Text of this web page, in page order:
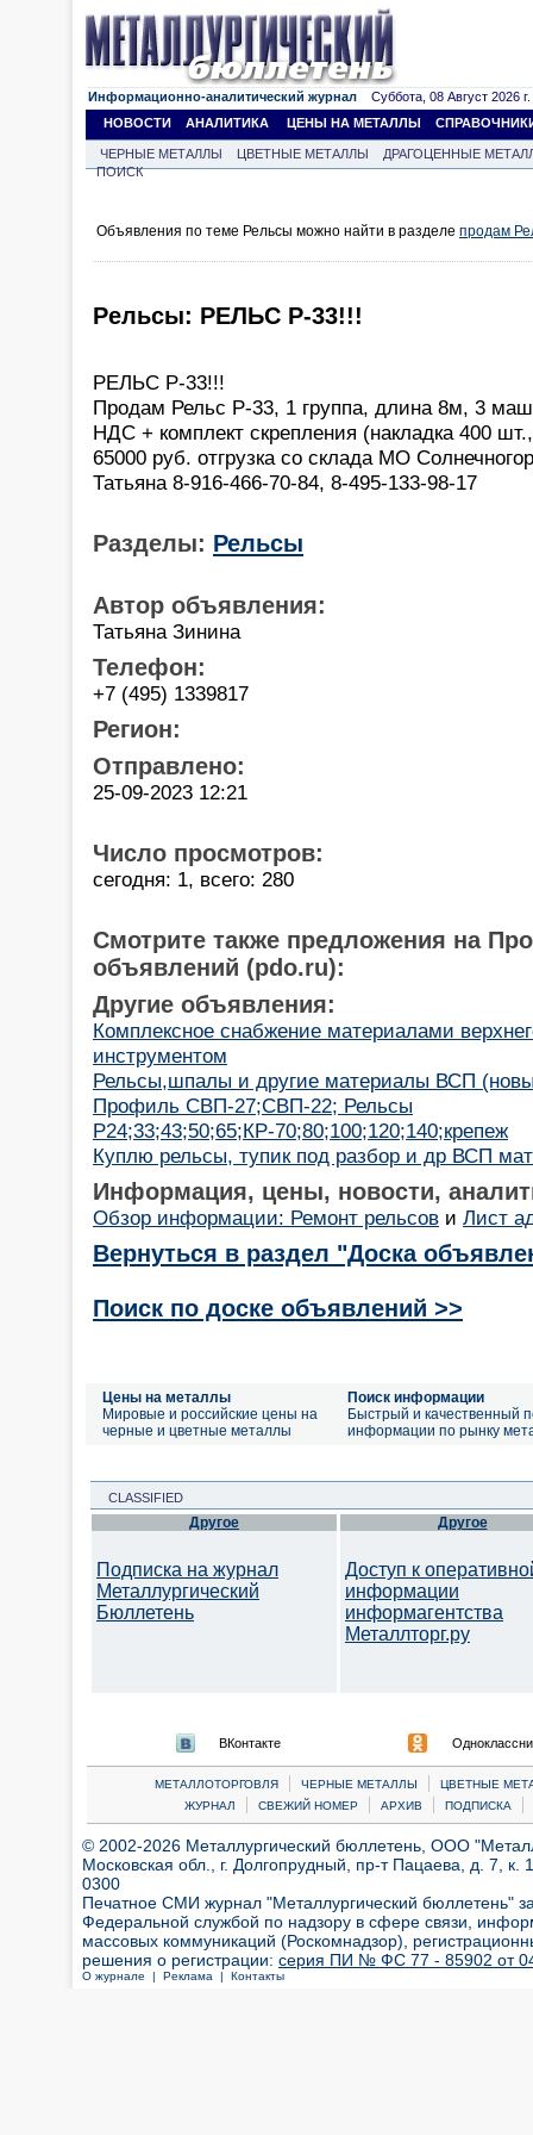
Информационно-аналитический журнал Суббота, 08 Август 2026 г.
НОВОСТИ
АНАЛИТИКА ЦЕНЫ НА МЕТАЛЛЫ
ЧЕРНЫЕ МЕТАЛЛЫ ЦВЕТНЫЕ МЕТАЛЛЫ
ДРАГОЦЕННЫЕ
ПОИСК
Объявления по теме Рельсы можно найти в разделе продам
Рельсы: РЕЛЬС Р-33!!!
РЕЛЬС Р-33!!!
Продам Рельс Р-33, 1 группа, длина 8м, 3
НДС + комплект скрепления (накладка 400
65000 руб. отгрузка со склада МО
Татьяна 8-916-466-70-84, 8-495-133-98-17
Разделы: Рельсы
Автор объявления:
Татьяна Зинина
Телефон:
+7 (495) 1339817
Регион:
Отправлено:
25-09-2023 12:21
Число просмотров:
сегодня: 1, всего: 280
Смотрите также предложения на
объявлений (pdo.ru):
Другие объявления:
Комплексное снабжение материалами
инструментом
Рельсы,шпалы и другие материалы ВСП
Профиль СВП-27;СВП-22; Рельсы
Р24;33;43;50;65;КР-70;80;100;120;140;крепеж
Куплю рельсы, тупик под разбор и др ВСП
Информация, цены, новости,
Обзор информации: Ремонт рельсов и Лист
Вернуться в раздел "Доска
Поиск по доске объявлений >>
Цены на металлы
Мировые и российские цены на
черные и цветные металлы
Поиск информации
Быстрый и качественный
информации по рынку
CLASSIFIED
Другое
Подписка на журнал
Металлургический
Бюллетень
Другое
Доступ к
информации
информагентства
Металлторг.ру
ВКонтакте
МЕТАЛЛОТОРГОВЛЯ | ЧЕРНЫЕ МЕТАЛЛЫ |
ЦВЕТНЫЕ
ЖУРНАЛ
| СВЕЖИЙ НОМЕР | АРХИВ | ПОДПИСКА |
© 2002-2026 Металлургический бюллетень, ООО
Московская обл., г. Долгопрудный, пр-т Пацаева, д. 7,
0300
Печатное СМИ журнал "Металлургический бюллетень"
Федеральной службой по надзору в сфере связи,
массовых коммуникаций (Роскомнадзор),
решения о регистрации: серия ПИ № ФС 77 - 85902 от 04
О журнале | Реклама | Контакты